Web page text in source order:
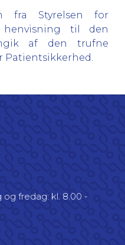
fra Styrelsen for
henvisning til den
af den trufne
Patientsikkerhed.
og fredag: kl. 8.00 -